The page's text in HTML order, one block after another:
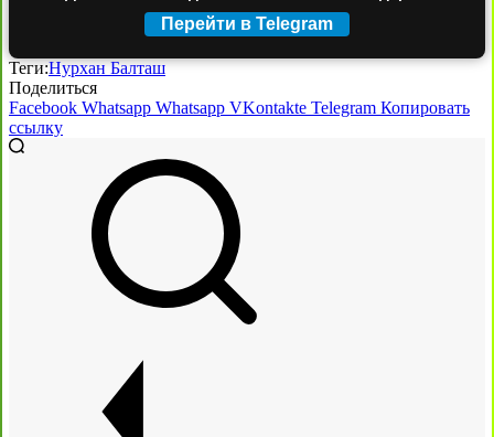
Перейти в Telegram
Теги:Нурхан Балташ
Поделиться
Facebook Whatsapp Whatsapp VKontakte Telegram Копировать
ссылку